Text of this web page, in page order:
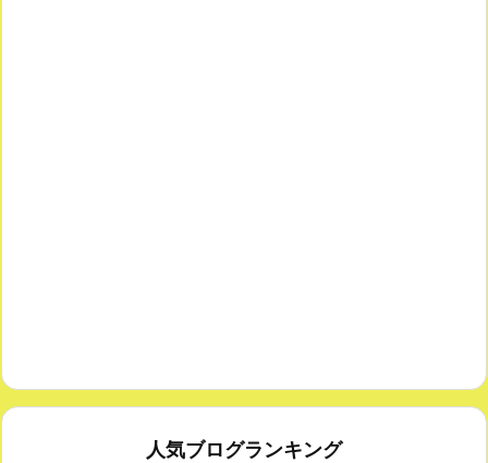
人気ブログランキング